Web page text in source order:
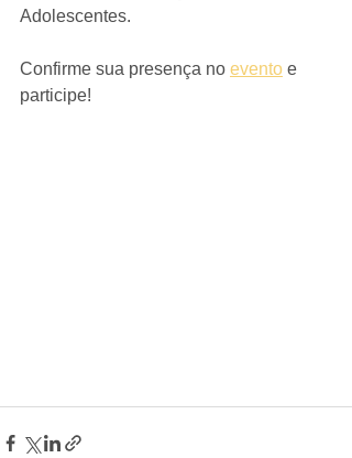
Adolescentes.
Confirme sua presença no evento e
participe!